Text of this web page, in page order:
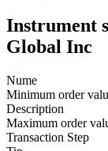
Instrument
Global Inc
Nume
Minimum order
Description
Maximum order
Transaction Step